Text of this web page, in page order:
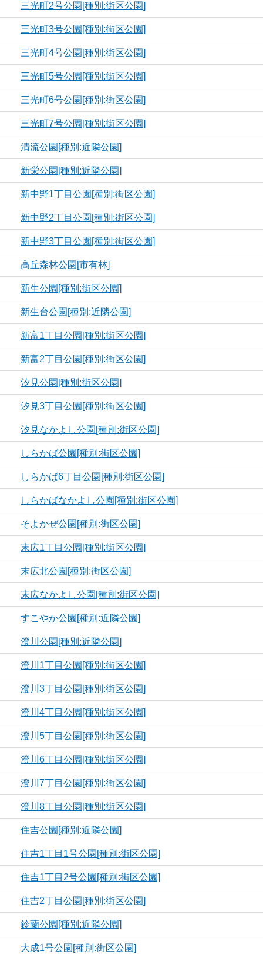
三光町2号公園[種別:街区公園]
三光町3号公園[種別:街区公園]
三光町4号公園[種別:街区公園]
三光町5号公園[種別:街区公園]
三光町6号公園[種別:街区公園]
三光町7号公園[種別:街区公園]
清流公園[種別:近隣公園]
新栄公園[種別:近隣公園]
新中野1丁目公園[種別:街区公園]
新中野2丁目公園[種別:街区公園]
新中野3丁目公園[種別:街区公園]
高丘森林公園[市有林]
新生公園[種別:街区公園]
新生台公園[種別:近隣公園]
新富1丁目公園[種別:街区公園]
新富2丁目公園[種別:街区公園]
汐見公園[種別:街区公園]
汐見3丁目公園[種別:街区公園]
汐見なかよし公園[種別:街区公園]
しらかば公園[種別:街区公園]
しらかば6丁目公園[種別:街区公園]
しらかばなかよし公園[種別:街区公園]
そよかぜ公園[種別:街区公園]
末広1丁目公園[種別:街区公園]
末広北公園[種別:街区公園]
末広なかよし公園[種別:街区公園]
すこやか公園[種別:近隣公園]
澄川公園[種別:近隣公園]
澄川1丁目公園[種別:街区公園]
澄川3丁目公園[種別:街区公園]
澄川4丁目公園[種別:街区公園]
澄川5丁目公園[種別:街区公園]
澄川6丁目公園[種別:街区公園]
澄川7丁目公園[種別:街区公園]
澄川8丁目公園[種別:街区公園]
住吉公園[種別:近隣公園]
住吉1丁目1号公園[種別:街区公園]
住吉1丁目2号公園[種別:街区公園]
住吉2丁目公園[種別:街区公園]
鈴蘭公園[種別:近隣公園]
大成1号公園[種別:街区公園]